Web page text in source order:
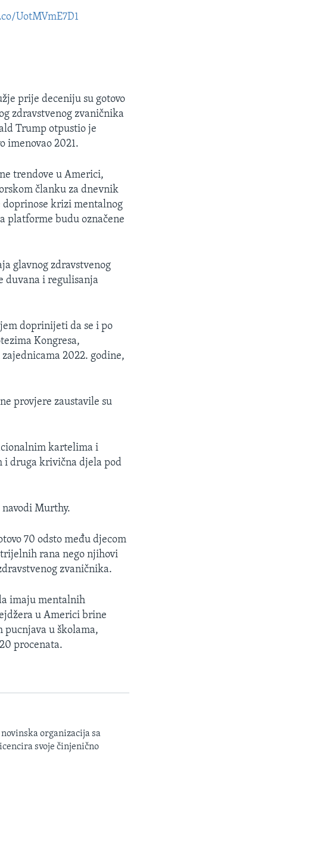
UotMVmE7D1
prije deceniju su gotovo
zdravstvenog zvaničnika
Trump otpustio je
imenovao 2021.
trendove u Americi,
članku za dnevnik
doprinose krizi mentalnog
platforme budu označene
glavnog zdravstvenog
duvana i regulisanja
doprinijeti da se i po
Kongresa,
2022. godine,
provjere zaustavile su
kartelima i
i druga krivična djela pod
Murthy.
70 odsto među djecom
rana nego njihovi
zvaničnika.
imaju mentalnih
u Americi brine
u školama,
procenata.
organizacija sa
svoje činjenično